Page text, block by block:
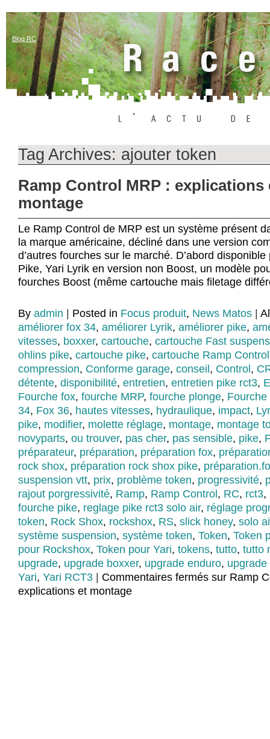
Blog RC
Tag Archives: ajouter token
Ramp Control MRP : explications
montage
Le Ramp Control de MRP est un système présent
la marque américaine, décliné dans une version
d’autres fourches sur le marché. D’abord
Pike, Yari Lyrik en version non Boost, un modèle
fourches Boost (même cartouche mais filetage
By admin Posted in Focus produit, News Matos
améliorer fox 34, améliorer Lyrik, améliorer pike,
vitesses, boxxer, cartouche, cartouche Fast
ohlins pike, cartouche pike, cartouche Ramp Control
compression, Conforme garage, conseil , Control ,
détente, disponibilité, entretien, entretien pike rct3,
Fourche fox, fourche MRP, fourche plonge,
34, Fox 36, hautes vitesses, hydraulique, impact,
pike, modifier, molette réglage, montage, montage
novyparts, ou trouver, pas cher, pas sensible, pike,
préparateur, préparation, préparation fox,
rock shox, préparation rock shox pike,
suspension vtt, prix, problème token, progressivité,
rajout porgressivité, Ramp, Ramp Control , RC, rct3,
fourche pike, reglage pike rct3 solo air, réglage
token, Rock Shox, rockshox, RS, slick honey, solo
système suspension, système token, Token, Token
pour Rockshox, Token pour Yari, tokens, tutto, tutto
upgrade, upgrade boxxer, upgrade enduro, upgrade
Yari, Yari RCT3 Commentaires fermés sur Ramp
explications et montage